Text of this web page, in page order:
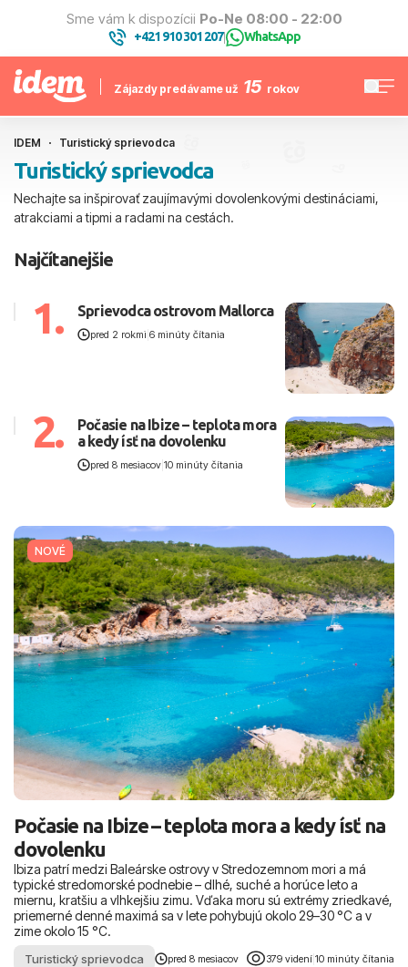
Sme vám k dispozícii Po-Ne 08:00 - 22:00
+421 910 301 207| WhatsApp
Zájazdy predávame už 15 rokov
IDEM Turistický sprievodca
Turistický sprievodca
Nechajte sa inšpirovať zaujímavými dovolenkovými destináciami,
atrakciami a tipmi a radami na cestách.
Najčítanejšie
1. Sprievodca ostrovom Mallorca
pred 2 rokmi 6 minúty čítania
2.
Počasie na Ibize – teplota mora
a kedy ísť na dovolenku
pred 8 mesiacov 10 minúty čítania
NOVÉ
Počasie na Ibize – teplota mora a kedy ísť na
dovolenku
Ibiza patrí medzi Baleárske ostrovy v Stredozemnom mori a má
typické stredomorské podnebie – dlhé, suché a horúce leto a
miernu, kratšiu a vlhkejšiu zimu. Vďaka moru sú extrémy zriedkavé,
priemerné denné maximá sa v lete pohybujú okolo 29–30 °C a v
zime okolo 15 °C.
Turistický sprievodca pred 8 mesiacov 379 videní 10 minúty čítania